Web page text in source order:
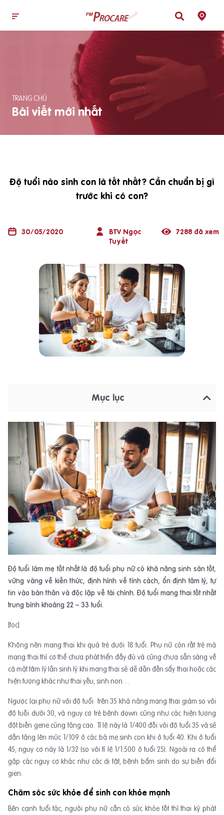
TRANG CHỦ
Bài viết mới nhất
Độ tuổi nào sinh con là tốt nhất? Cần chuẩn bị gì
trước khi có con?
30/05/2020
BTV Ngọc
Tuyết
7288 đã xem
Mục lục
Độ tuổi làm mẹ tốt nhất là độ tuổi phụ nữ có khả năng sinh sản tốt,
vững vàng về kiến thức, định hình về tính cách, ổn định tâm lý, tự
tin vào bản thân và độc lập về tài chính. Độ tuổi mang thai tốt nhất
trung bình khoảng 22 – 33 tuổi.
[toc]
Không nên mang thai khi quá trẻ dưới 18 tuổi. Phụ nữ còn rất trẻ mà
mang thai thì cơ thể chưa phát triển đầy đủ và cũng chưa sẵn sàng về
cả mặt tâm lý lẫn sinh lý khi mang thai sẽ dễ dẫn đến sẩy thai hoặc các
hiện tượng khác như thai yếu, sinh non…
Ngược lại phụ nữ với độ tuổi trên 35 khả năng mang thai giảm so với
độ tuối dưới 30, và nguy cơ trẻ bệnh down cũng như các hiện tượng
đột biến gene cũng tăng cao. Tỉ lệ này là 1/400 đối với độ tuổi 35 và sẽ
dần tăng lên mức 1/109 ở các bà mẹ sinh con khi ở tuổi 40. Khi ở tuổi
45, nguy cơ này là 1/32 (so với tỉ lệ 1/1.500 ở tuổi 25). Ngoài ra có thể
gặp các nguy cơ khác như các dị tật, bệnh bẩm sinh do sự biến đổi
gien.
Chăm sóc sức khỏe để sinh con khỏe mạnh
Bên cạnh tuổi tác, người phụ nữ cần có sức khỏe tốt thì thai kỳ phát